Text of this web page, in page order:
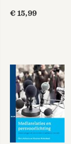
Checklist: Kun je
Stoppen met
Functionele
Cultuurverandering
DNB: pionieren
8. En de
Drie situaties
Rechtvaardiging
€ 15,99